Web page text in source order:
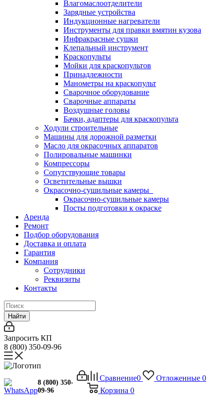
Влагомаслоотделители
Зарядные устройства
Индукционные нагреватели
Инструменты для правки вмятин кузова
Инфракрасные сушки
Клепальный инструмент
Краскопульты
Мойки для краскопультов
Принадлежности
Манометры на краскопульт
Сварочное оборудование
Сварочные аппараты
Воздушные головы
Бачки, адаптеры для краскопульта
Ходули строительные
Машины для дорожной разметки
Масло для окрасочных аппаратов
Полировальные машинки
Компрессоры
Сопутствующие товары
Осветительные вышки
Окрасочно-сушильные камеры
Окрасочно-сушильные камеры
Посты подготовки к окраске
Аренда
Ремонт
Подбор оборудования
Доставка и оплата
Гарантия
Компания
Сотрудники
Реквизиты
Контакты
Найти
Запросить КП
8 (800) 350-09-96
Сравнение0 Отложенные 0
Корзина 0
8 (800) 350-
09-96